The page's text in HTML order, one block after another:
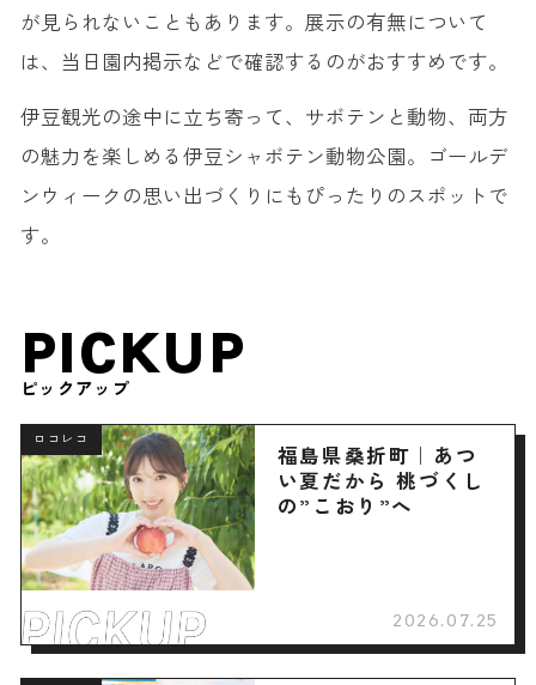
が見られないこともあります。展示の有無について
は、当日園内掲示などで確認するのがおすすめです。
伊豆観光の途中に立ち寄って、サボテンと動物、両方
の魅力を楽しめる伊豆シャボテン動物公園。ゴールデ
ンウィークの思い出づくりにもぴったりのスポットで
す。
PICKUP
ピックアップ
ロコレコ
福島県桑折町｜あつ
い夏だから 桃づくし
の”こおり”へ
2026.07.25